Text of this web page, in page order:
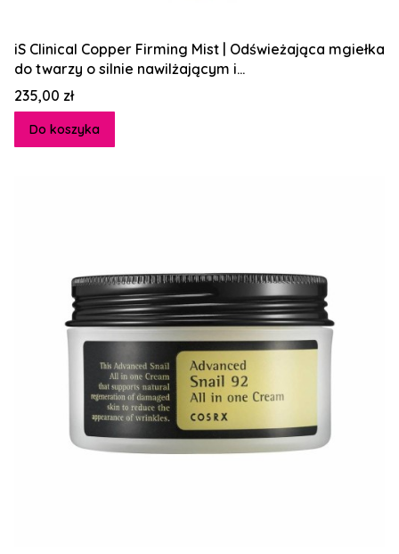
iS Clinical Copper Firming Mist | Odświeżająca mgiełka
do twarzy o silnie nawilżającym i
przeciwstarzeniowym działaniu
Cena
235,00 zł
Do koszyka